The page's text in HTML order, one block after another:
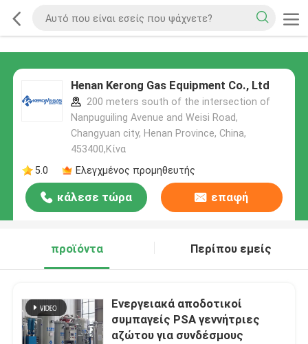
Henan Kerong Gas Equipment Co., Ltd
200 meters south of the intersection of
Nanpuguiling Avenue and Weisi Road,
Changyuan city, Henan Province, China,
453400,Κίνα
5.0
Ελεγχμένος προμηθευτής
κάλεσε τώρα επαφή
προϊόντα Περίπου εμείς
Ενεργειακά αποδοτικοί
συμπαγείς PSA γεννήτριες
αζώτου για συνδέσμους